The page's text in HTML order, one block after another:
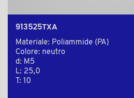
913525TXA
Materiale: Poliammide (PA)
Colore: neutro
d: M5
L: 25,0
T: 10